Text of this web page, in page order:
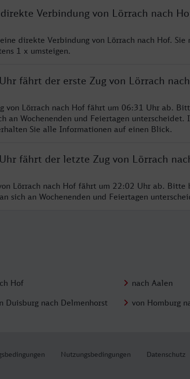
Verbindung von Lörrach nach
direkte Verbindung von Lörrach nach Hof. Sie
1 x umsteigen.
fährt der erste Zug von Lörrach
von Lörrach nach Hof fährt um 06:31 Uhr ab.
an Wochenenden und Feiertagen unterscheidet.
Sie alle Informationen auf einen Blick.
fährt der letzte Zug von Lörrach
Lörrach nach Hof fährt um 22:02 Uhr ab. Bitte
sich an Wochenenden und Feiertagen
Hof nach Aalen
Duisburg nach Delmenhorst von Homburg
Nutzungsbedingungen Datenschutz